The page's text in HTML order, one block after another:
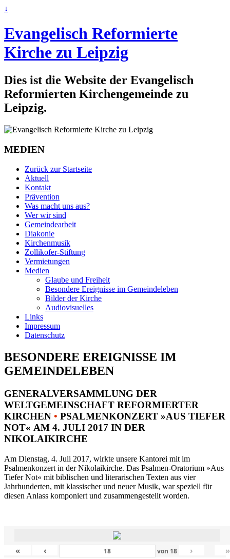
↓
Evangelisch Reformierte
Kirche zu Leipzig
Dies ist die Website der Evangelisch
Reformierten Kirchengemeinde zu
Leipzig.
MEDIEN
Zurück zur Startseite
Aktuell
Kontakt
Prävention
Was macht uns aus?
Wer wir sind
Gemeindearbeit
Diakonie
Kirchenmusik
Zollikofer-Stiftung
Vermietungen
Medien
Glaube und Freiheit
Besondere Ereignisse im Gemeindeleben
Bilder der Kirche
Audiovisuelles
Links
Impressum
Datenschutz
BESONDERE EREIGNISSE IM
GEMEINDELEBEN
GENERALVERSAMMLUNG DER
WELTGEMEINSCHAFT REFORMIERTER
KIRCHEN • PSALMENKONZERT »AUS TIEFER
NOT« AM 4. JULI 2017 IN DER
NIKOLAIKIRCHE
Am Dienstag, 4. Juli 2017, wirkte unsere Kantorei mit im
Psalmenkonzert in der Nikolaikirche. Das Psalmen-Oratorium »Aus
Tiefer Not« mit biblischen und literarischen Texten aus vier
Jahrhunderten, mit klassischer und neuer Musik, war speziell für
diesen Anlass komponiert und zusammengestellt worden.
« ‹ von 18 › »